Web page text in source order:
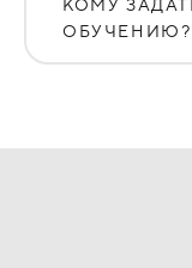
КОМУ
ОБУЧЕНИЮ?